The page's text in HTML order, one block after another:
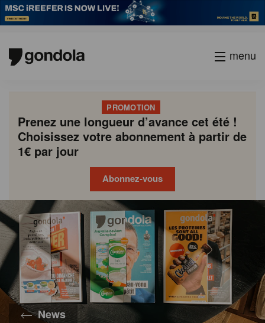
menu
PROMOTION
Prenez une longueur d’avance cet été !
Choisissez votre abonnement à partir de
1€ par jour
Abonnez-vous
News
Gondola
academy
Gondola
society